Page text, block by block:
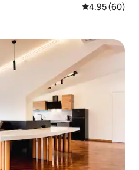
คะแนนเฉลี่ย
4.95 (60)